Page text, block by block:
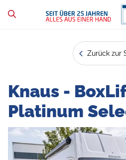
Zurück zur
Knaus -
Platinum